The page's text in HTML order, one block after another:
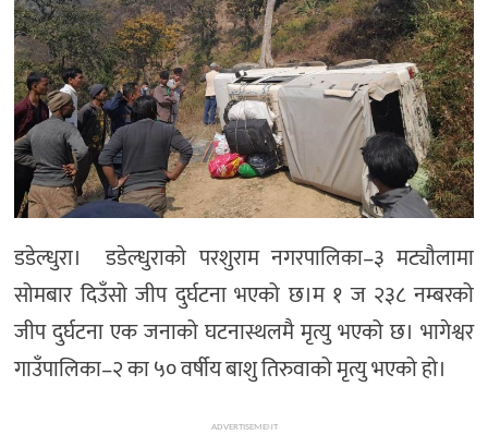
खेल
प्रविधि
भिडियो
डडेल्धुरा। डडेल्धुराको परशुराम नगरपालिका–३ मट्यौलामा
सोमबार दिउँसो जीप दुर्घटना भएको छ।म १ ज २३८ नम्बरको
जीप दुर्घटना एक जनाको घटनास्थलमै मृत्यु भएको छ। भागेश्वर
गाउँपालिका–२ का ५० वर्षीय बाशु तिरुवाको मृत्यु भएको हो।
ADVERTISEMENT